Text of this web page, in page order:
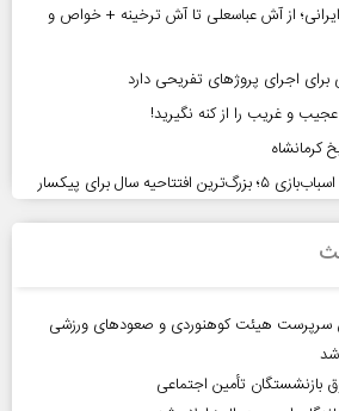
از آش عباسعلی تا آش ترخینه + خواص و
برای اجرای پروژهای تفریحی دارد
و غریب را از کنه نگیرید!
کرمانشاه
سال برای پیکسار
سرپرست هیئت کوهنوردی و صعودهای ورزشی
بازنشستگان تأمین اجتماعی